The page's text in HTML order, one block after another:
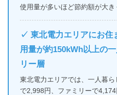
使用量が多いほど節約額が大き
✓ 東北電力エリアにお住
用量が約150kWh以上の
リー層
東北電力エリアでは、一人暮
で2,998円、ファミリーで